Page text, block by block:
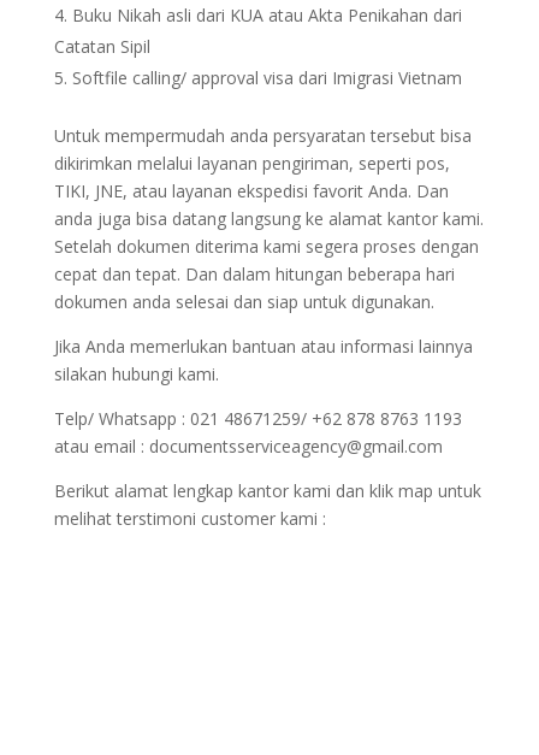
Buku Nikah asli dari KUA atau Akta Penikahan dari
Catatan Sipil
Softfile calling/ approval visa dari Imigrasi Vietnam
Untuk mempermudah anda persyaratan tersebut bisa
dikirimkan melalui layanan pengiriman, seperti pos,
TIKI, JNE, atau layanan ekspedisi favorit Anda. Dan
anda juga bisa datang langsung ke alamat kantor kami.
Setelah dokumen diterima kami segera proses dengan
cepat dan tepat. Dan dalam hitungan beberapa hari
dokumen anda selesai dan siap untuk digunakan.
Jika Anda memerlukan bantuan atau informasi lainnya
silakan hubungi kami.
Telp/ Whatsapp : 021 48671259/ +62 878 8763 1193
atau email : documentsserviceagency@gmail.com
Berikut alamat lengkap kantor kami dan klik map untuk
melihat terstimoni customer kami :